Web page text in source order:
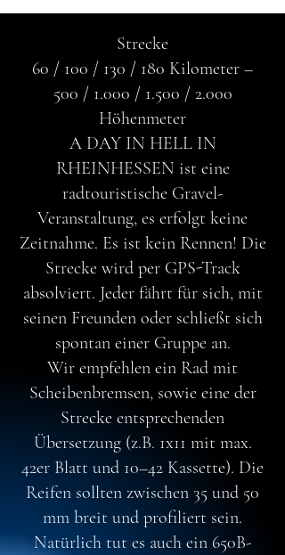
Strecke
60 / 100 / 130 / 180 Kilometer ​–
500 / 1.000 / 1.500 / 2.000
Höhenmeter
A DAY IN HELL IN
RHEINHESSEN ist eine
radtouristische Gravel-
Veranstaltung, es erfolgt keine
Zeitnahme. Es ist kein Rennen! Die
Strecke wird per GPS-Track
absolviert. Jeder fährt für sich, mit
seinen Freunden oder schließt sich
spontan einer Gruppe an.
Wir empfehlen ein Rad mit
Scheibenbremsen, sowie eine der
Strecke entsprechenden
Übersetzung (z.B. 1x11 mit max.
42er Blatt und 10–42 Kassette). Die
Reifen sollten zwischen 35 und 50
mm breit und profiliert sein.
Natürlich tut es auch ein 650B-